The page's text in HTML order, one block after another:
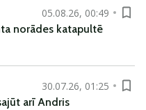
05.08.26, 00:49
norādes katapultē
30.07.26, 01:25
arī Andris